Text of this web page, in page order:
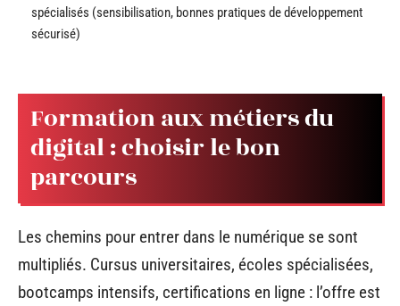
spécialisés (sensibilisation, bonnes pratiques de développement
sécurisé)
Formation aux métiers du
digital : choisir le bon
parcours
Les chemins pour entrer dans le numérique se sont
multipliés. Cursus universitaires, écoles spécialisées,
bootcamps intensifs, certifications en ligne : l’offre est